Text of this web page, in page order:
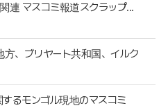
連 マスコミ報道スクラップ...
方、ブリヤート共和国、イルク
するモンゴル現地のマスコミ